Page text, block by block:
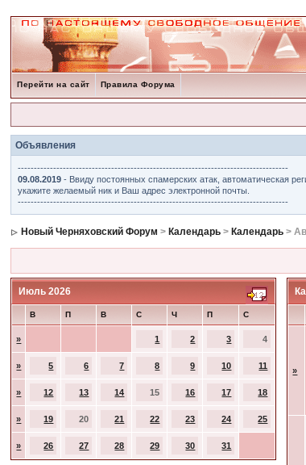
Перейти на сайт Правила Форума
Объявления
------------------------------------------------------------------------------------
09.08.2019 - Ввиду постоянных спамерских атак, автоматическая
укажите желаемый ник и Ваш адрес электронной почты.
------------------------------------------------------------------------------------
Новый Черняховский Форум > Календарь > Календарь >
Июль 2026
В П В С Ч П С
» 1 2 3 4
» 5 6 7 8 9 10 11
» 12 13 14 15 16 17 18
» 19 20 21 22 23 24 25
» 26 27 28 29 30 31
»